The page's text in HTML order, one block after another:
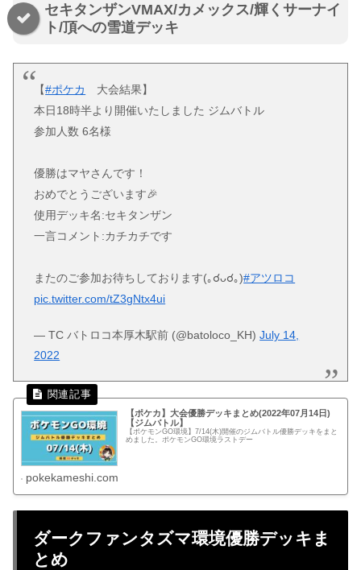
セキタンザンVMAX/カメックス/輝くサーナイ
ト/頂への雪道デッキ
【#ポケカ
大会結果】
本日18時半より開催いたしました ジムバトル
参加人数 6名様
優勝はマヤさんです！
おめでとうございます🎉
使用デッキ名:セキタンザン
一言コメント:カチカチです
またのご参加お待ちしております(｡☌ᴗ☌｡)#アツロコ
pic.twitter.com/tZ3gNtx4ui
— TC バトロコ本厚木駅前 (@batoloco_KH)July 14,
2022
【ポケカ】大会優勝デッキまとめ(2022年07月14日)
【ジムバトル】
【ポケモンGO環境】7/14(木)開催のジムバトル優勝デッキをまと
めました。ポケモンGO環境ラストデー
pokekameshi.com
ダークファンタズマ環境優勝デッキま
とめ